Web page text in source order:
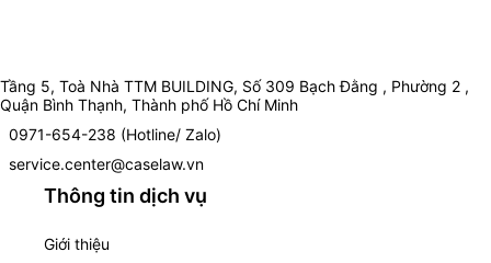
Tầng 5, Toà Nhà TTM BUILDING, Số 309 Bạch Đằng , Phường 2 ,
Quận Bình Thạnh, Thành phố Hồ Chí Minh
0971-654-238 (Hotline/ Zalo)
service.center@caselaw.vn
Thông tin dịch vụ
Giới thiệu